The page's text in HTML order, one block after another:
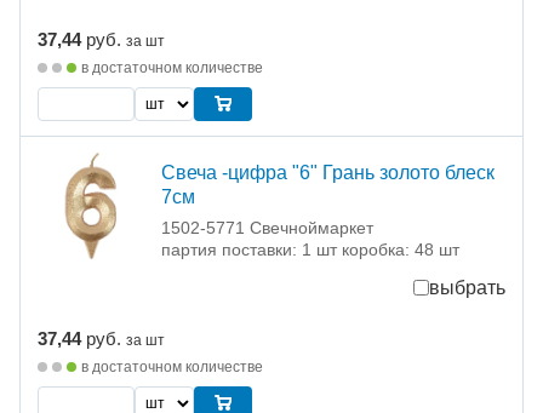
37,44 руб. за шт
в достаточном количестве
Свеча -цифра "6" Грань золото блеск
7см
1502-5771 Свечноймаркет
партия поставки: 1 шт коробка: 48 шт
выбрать
37,44 руб. за шт
в достаточном количестве